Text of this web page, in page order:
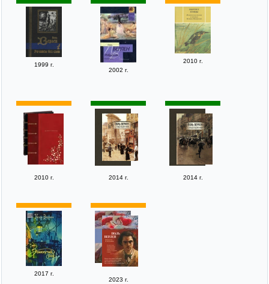
1999 г.
2002 г.
2010 г.
2010 г. 2014 г. 2014 г.
2017 г.
2023 г.